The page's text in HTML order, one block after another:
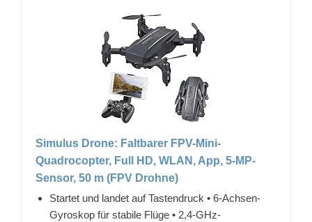
Simulus Drone: Faltbarer FPV-Mini-
Quadrocopter, Full HD, WLAN, App, 5-MP-
Sensor, 50 m (FPV Drohne)
Startet und landet auf Tastendruck • 6-Achsen-
Gyroskop für stabile Flüge • 2,4-GHz-